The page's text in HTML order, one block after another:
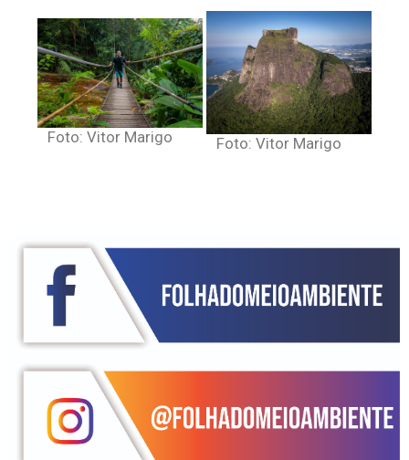
Foto: Vitor Marigo Foto: Vitor Marigo